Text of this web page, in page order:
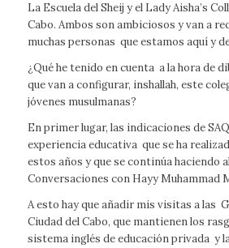
La Escuela del Sheij y el Lady Aisha’s
Cabo. Ambos son ambiciosos y van a
muchas personas que estamos aquí y
¿Qué he tenido en cuenta a la hora de
que van a configurar, inshallah, este
jóvenes musulmanas?
En primer lugar, las indicaciones de
experiencia educativa que se ha
estos años y que se continúa haciendo
Conversaciones con Hayy Muhammad
A esto hay que añadir mis visitas a las
Ciudad del Cabo, que mantienen los
sistema inglés de educación privada y